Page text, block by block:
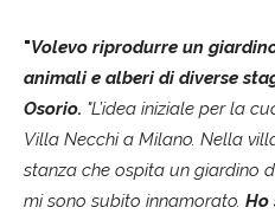
"Volevo riprodurre un
animali e alberi di diverse
Osorio. "L’idea iniziale per la
Villa Necchi a Milano. Nella
stanza che ospita un giardino
mi sono subito innamorato. Ho